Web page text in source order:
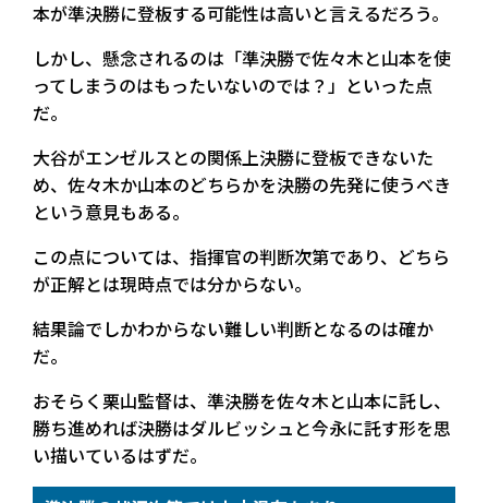
本が準決勝に登板する可能性は高いと言えるだろう。
しかし、懸念されるのは「準決勝で佐々木と山本を使
ってしまうのはもったいないのでは？」といった点
だ。
大谷がエンゼルスとの関係上決勝に登板できないた
め、佐々木か山本のどちらかを決勝の先発に使うべき
という意見もある。
この点については、指揮官の判断次第であり、どちら
が正解とは現時点では分からない。
結果論でしかわからない難しい判断となるのは確か
だ。
おそらく栗山監督は、準決勝を佐々木と山本に託し、
勝ち進めれば決勝はダルビッシュと今永に託す形を思
い描いているはずだ。